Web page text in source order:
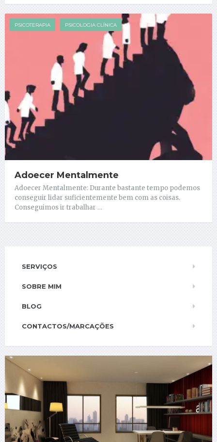
PSICOTERAPIA PSICOLOGIA CLÍNICA
Adoecer Mentalmente
Adoecer Mentalmente: Durante bastante tempo podemos
conseguir lidar suficientemente bem com as coisas.
Conseguimos ir trabalhar …
SERVIÇOS
SOBRE MIM
BLOG
CONTACTOS/MARCAÇÕES